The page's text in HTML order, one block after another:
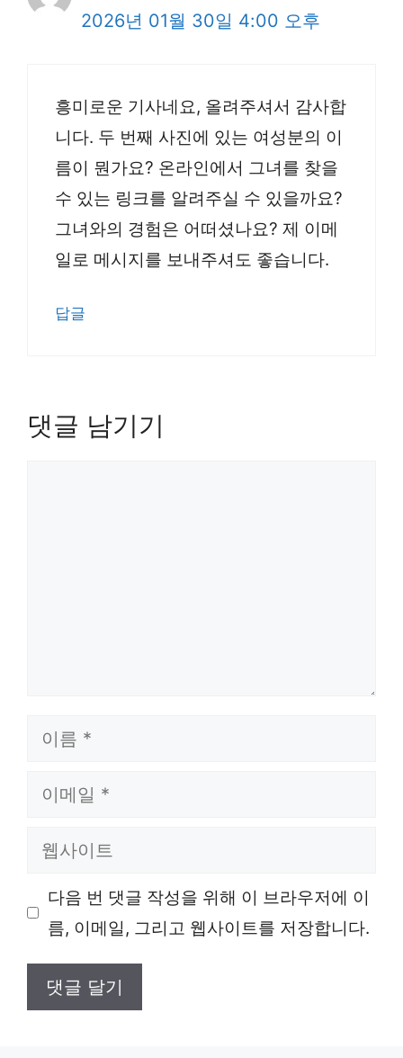
2026년 01월 30일 4:00 오후
흥미로운 기사네요, 올려주셔서 감사합
니다. 두 번째 사진에 있는 여성분의 이
름이 뭔가요? 온라인에서 그녀를 찾을
수 있는 링크를 알려주실 수 있을까요?
그녀와의 경험은 어떠셨나요? 제 이메
일로 메시지를 보내주셔도 좋습니다.
답글
댓글 남기기
이
이
일
웹
이 다음 번 댓글 작성을 위해 이 브라우저에 이
름, 이메일, 그리고 웹사이트를 저장합니다.